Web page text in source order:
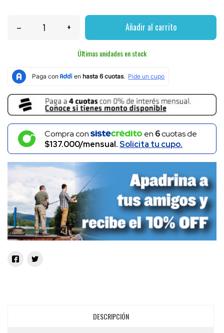
– + Añadir al carrito
Últimas unidades en stock
Compra con en 6cuotas de
$137.000/mensual.Solicita tu cupo.
DESCRIPCIÓN